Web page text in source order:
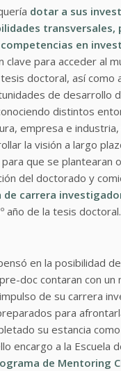
dotar a sus
transversales,
en
clave para acceder al
doctoral, así como
de desarrollo
distintos
empresa e industria,
la visión a largo
que se plantearan
del doctorado y
de carrera
año de la tesis doctoral.
en la posibilidad
doc contaran con un
de su carrera
para
su estancia
encargo a la Escuela
de Mentoring